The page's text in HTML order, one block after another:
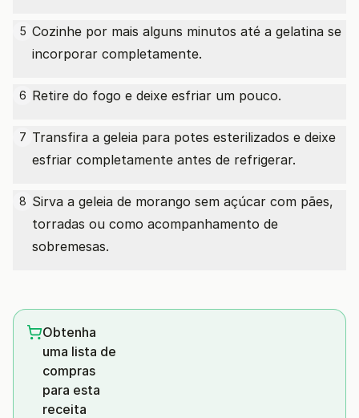
5 Cozinhe por mais alguns minutos até a gelatina se
incorporar completamente.
6 Retire do fogo e deixe esfriar um pouco.
7 Transfira a geleia para potes esterilizados e deixe
esfriar completamente antes de refrigerar.
8 Sirva a geleia de morango sem açúcar com pães,
torradas ou como acompanhamento de
sobremesas.
Obtenha
uma lista de
compras
para esta
receita